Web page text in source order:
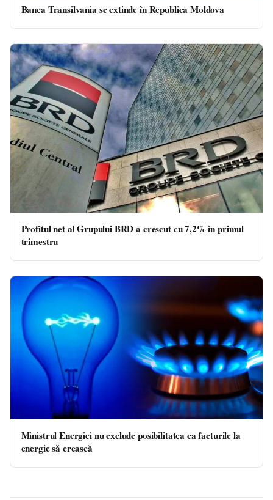
Banca Transilvania se extinde în Republica Moldova
Profitul net al Grupului BRD a crescut cu 7,2% în primul
trimestru
Ministrul Energiei nu exclude posibilitatea ca facturile la
energie să crească